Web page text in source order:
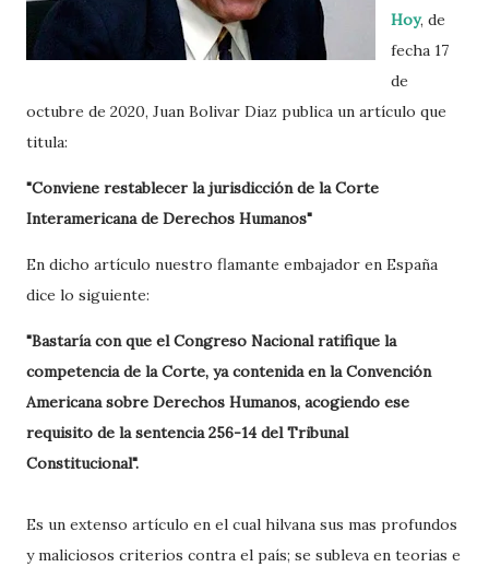
Hoy, de
fecha 17
de
octubre de 2020, Juan Bolivar Diaz publica un artículo que
titula:
"Conviene restablecer la jurisdicción de la Corte
Interamericana de Derechos Humanos"
En dicho artículo nuestro flamante embajador en España
dice lo siguiente:
"Bastaría con que el Congreso Nacional ratifique la
competencia de la Corte, ya contenida en la Convención
Americana sobre Derechos Humanos, acogiendo ese
requisito de la sentencia 256-14 del Tribunal
Constitucional".
Es un extenso artículo en el cual hilvana sus mas profundos
y maliciosos criterios contra el país; se subleva en teorias e